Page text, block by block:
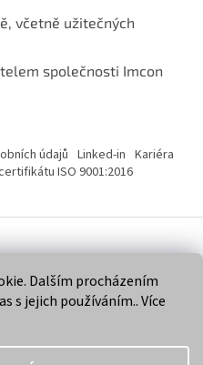
Dalším procházením
s jejich používáním.. Více
včetně užitečných
společnosti Imcon
údajů Linked-in Kariéra
ISO 9001:2016